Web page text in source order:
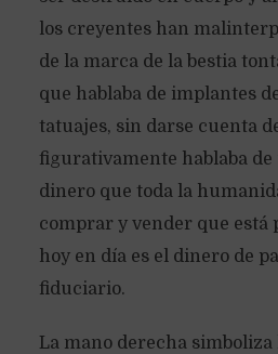
los creyentes han
de la marca de la bestia
que hablaba de implantes
tatuajes, sin darse cuenta
figurativamente hablaba de
dinero que toda la
comprar y vender que está
hoy en día es el dinero de
fiduciario.
La mano derecha simboliza